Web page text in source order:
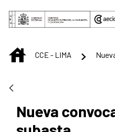
Saltar al contenido principal
INICIOCCE - LIMA
Nueva